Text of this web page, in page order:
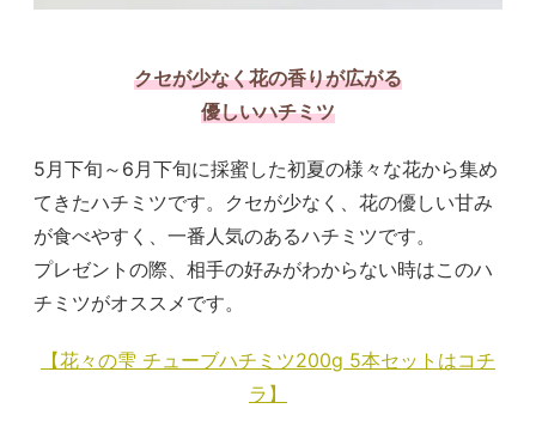
クセが少なく花の香りが広がる
優しいハチミツ
5月下旬～6月下旬に採蜜した初夏の様々な花から集め
てきたハチミツです。クセが少なく、花の優しい甘み
が食べやすく、一番人気のあるハチミツです。
プレゼントの際、相手の好みがわからない時はこのハ
チミツがオススメです。
【花々の雫 チューブハチミツ200g 5本セットはコチ
ラ】